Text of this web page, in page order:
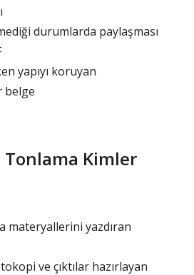
durumlarda paylaşması
yapıyı koruyan
belge
Tonlama Kimler
materyallerini yazdıran
ve çıktılar hazırlayan